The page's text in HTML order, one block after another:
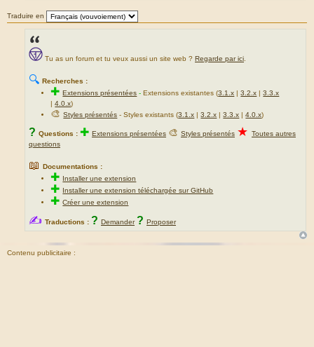
Traduire en
Tu as un forum et tu veux aussi un site web ? Regarde par ici
🔍 Recherches :
✚Extensions présentées -Extensions existantes (3.1.x |3.2.x |3.3.x
|4.0.x)
🎨Styles présentés - Styles existants (3.1.x |3.2.x |3.3.x |4.0.x)
? Questions : ✚ Extensions présentées 🎨 Styles présentés ★ Toutes autres
questions
📖 Documentations :
✚ Installer une extension
✚ Installer une extension téléchargée sur GitHub
✚Créer une extension
✍ Traductions : ? Demander ? Proposer
Contenu publicitaire :